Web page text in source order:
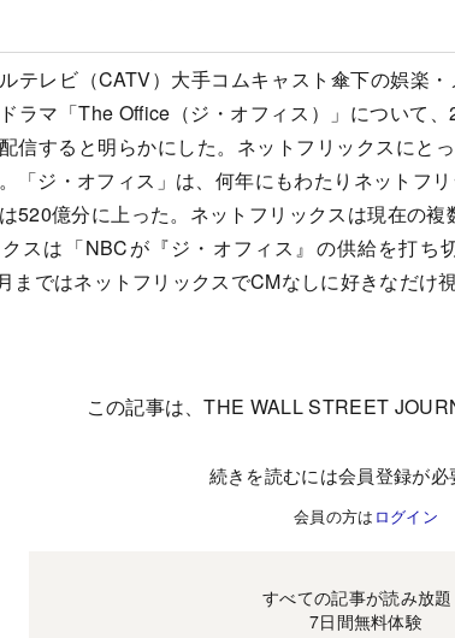
テレビ（CATV）大手コムキャスト傘下の娯楽
ラマ「The Office（ジ・オフィス）」について
信すると明らかにした。ネットフリックスにと
「ジ・オフィス」は、何年にもわたりネットフ
520億分に上った。ネットフリックスは現在の
クスは「NBCが『ジ・オフィス』の供給を打ち
まではネットフリックスでCMなしに好きなだけ
この記事は、THE WALL STREET
続きを読むには会員登録が必
会員の方は ログイン
すべての記事が読み放題
7日間無料体験